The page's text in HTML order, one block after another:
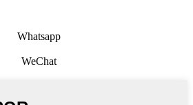
Whatsapp
WeChat